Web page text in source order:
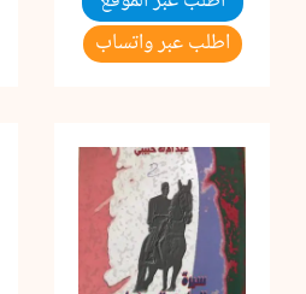
اطلب عبر واتساب